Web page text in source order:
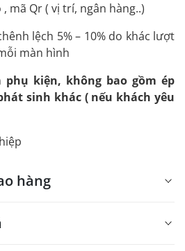
mã Qr ( vị trí, ngân hàng..)
lệch 5% – 10% do khác lượt
màn hình
phụ kiện, không bao gồm ép
sinh khác ( nếu khách yêu
hàng